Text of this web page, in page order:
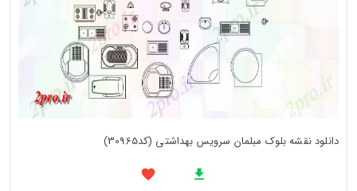
دانلود نقشه بلوک مبلمان سرویس بهداشتی (کد30965)